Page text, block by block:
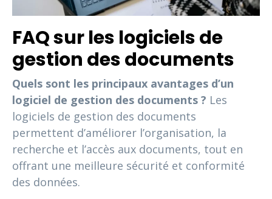
FAQ sur les logiciels de
gestion des documents
Quels sont les principaux avantages d’un
logiciel de gestion des documents ? Les
logiciels de gestion des documents
permettent d’améliorer l’organisation, la
recherche et l’accès aux documents, tout en
offrant une meilleure sécurité et conformité
des données.